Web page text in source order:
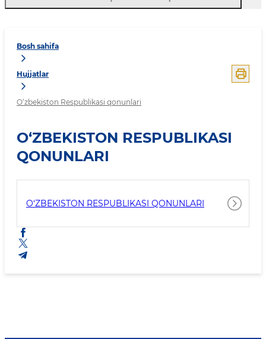
Bosh sahifa
Hujjatlar
O‘zbekiston Respublikasi qonunlari
O‘ZBEKISTON RESPUBLIKASI
QONUNLARI
O‘ZBEKISTON RESPUBLIKASI QONUNLARI